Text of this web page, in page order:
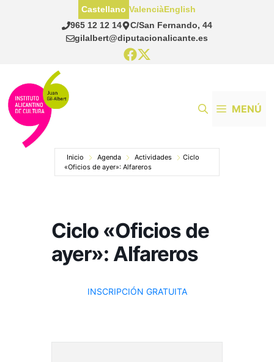
965 12 12 14
C/San Fernando, 44
gilalbert@diputacionalicante.es
Castellano ValenciàEnglish
MENÚ
Inicio Agenda Actividades
Ciclo
«Oficios de ayer»: Alfareros
Ciclo «Oficios de
ayer»: Alfareros
INSCRIPCIÓN GRATUITA